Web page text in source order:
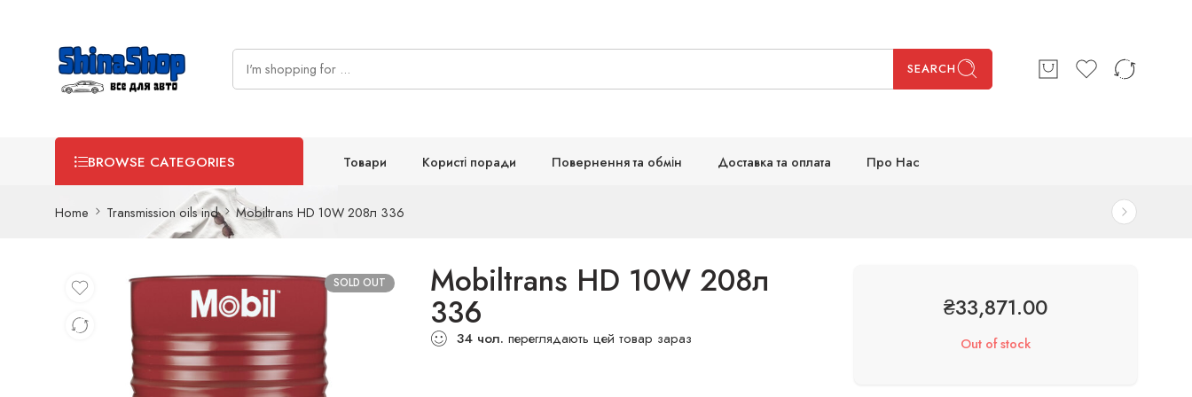
SEARCH
BROWSE CATEGORIES Товари Користі поради Повернення та обмін Доставка та оплата Про Нас
Home Transmission oils ind Mobiltrans HD 10W 208л 336
SOLD OUT Mobiltrans HD 10W 208л
336
34 чол. переглядають цей товар зараз
₴33,871.00
Out of stock